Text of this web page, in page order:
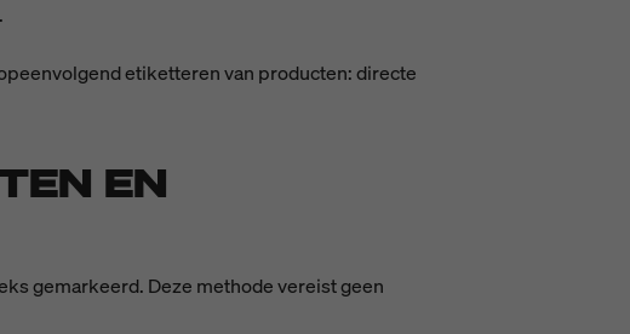
etiketteren van producten: directe
EN
gemarkeerd. Deze methode vereist geen